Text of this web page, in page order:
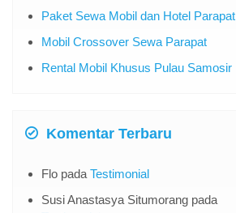
Paket Sewa Mobil dan Hotel Parapat
Mobil Crossover Sewa Parapat
Rental Mobil Khusus Pulau Samosir
Komentar Terbaru
Flopada Testimonial
Susi Anastasya Situmorangpada